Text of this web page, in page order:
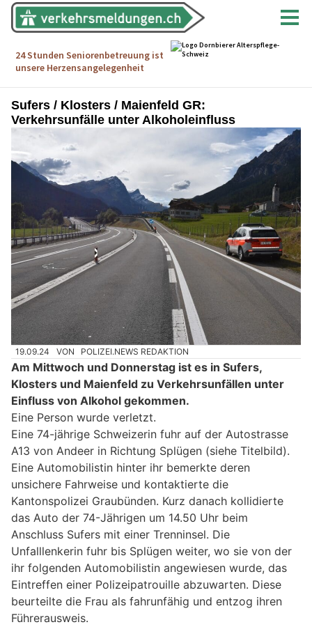
Sufers / Klosters / Maienfeld GR:
Verkehrsunfälle unter Alkoholeinfluss
19.09.24 VON POLIZEI.NEWS REDAKTION
Am Mittwoch und Donnerstag ist es in Sufers,
Klosters und Maienfeld zu Verkehrsunfällen unter
Einfluss von Alkohol gekommen.
Eine Person wurde verletzt.
Eine 74-jährige Schweizerin fuhr auf der Autostrasse
A13 von Andeer in Richtung Splügen (siehe Titelbild).
Eine Automobilistin hinter ihr bemerkte deren
unsichere Fahrweise und kontaktierte die
Kantonspolizei Graubünden. Kurz danach kollidierte
das Auto der 74-Jährigen um 14.50 Uhr beim
Anschluss Sufers mit einer Trenninsel. Die
Unfalllenkerin fuhr bis Splügen weiter, wo sie von der
ihr folgenden Automobilistin angewiesen wurde, das
Eintreffen einer Polizeipatrouille abzuwarten. Diese
beurteilte die Frau als fahrunfähig und entzog ihren
Führerausweis.